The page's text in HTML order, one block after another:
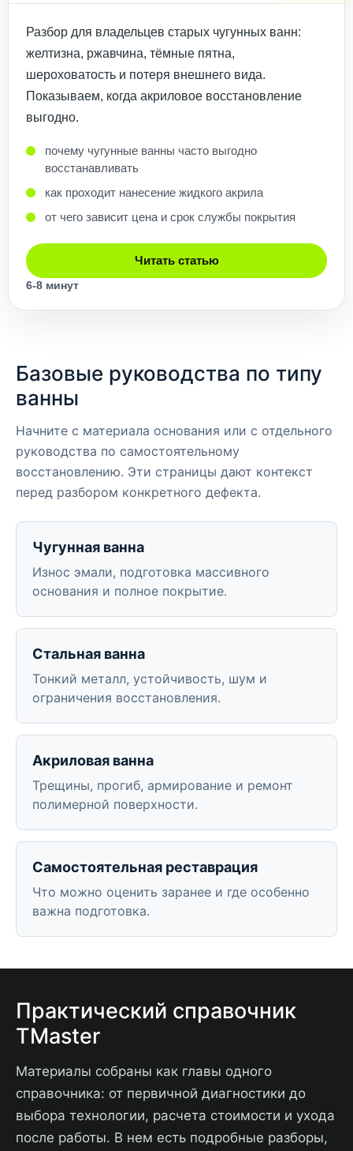
Разбор для владельцев старых чугунных ванн:
желтизна, ржавчина, тёмные пятна,
шероховатость и потеря внешнего вида.
Показываем, когда акриловое восстановление
выгодно.
почему чугунные ванны часто выгодно
восстанавливать
как проходит нанесение жидкого акрила
от чего зависит цена и срок службы покрытия
Читать статью
6-8 минут
Базовые руководства по типу
ванны
Начните с материала основания или с отдельного
руководства по самостоятельному
восстановлению. Эти страницы дают контекст
перед разбором конкретного дефекта.
Чугунная ванна
Износ эмали, подготовка массивного
основания и полное покрытие.
Стальная ванна
Тонкий металл, устойчивость, шум и
ограничения восстановления.
Акриловая ванна
Трещины, прогиб, армирование и ремонт
полимерной поверхности.
Самостоятельная реставрация
Что можно оценить заранее и где особенно
важна подготовка.
Практический справочник
TMaster
Материалы собраны как главы одного
справочника: от первичной диагностики до
выбора технологии, расчета стоимости и ухода
после работы. В нем есть подробные разборы,